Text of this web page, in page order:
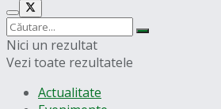
Nici un rezultat
Vezi toate rezultatele
Actualitate